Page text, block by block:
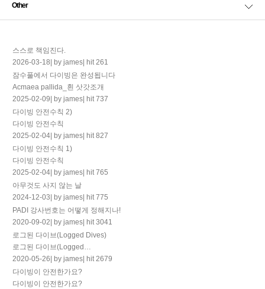
Other
스스로 책임진다.
2026-03-18| by james| hit 261
잠수풀에서 다이빙은 완성됩니다
Acmaea pallida_흰 삿갓조개
2025-02-09| by james| hit 737
다이빙 안전수칙 2)
다이빙 안전수칙
2025-02-04| by james| hit 827
다이빙 안전수칙 1)
다이빙 안전수칙
2025-02-04| by james| hit 765
아무것도 사지 않는 날
2024-12-03| by james| hit 775
PADI 강사번호는 어떻게 정해지나!
2020-09-02| by james| hit 3041
로그된 다이브(Logged Dives)
로그된 다이브(Logged…
2020-05-26| by james| hit 2679
다이빙이 안전한가요?
다이빙이 안전한가요?